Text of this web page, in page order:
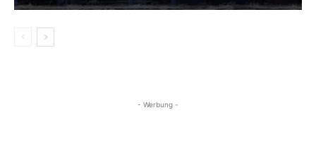
- Werbung -